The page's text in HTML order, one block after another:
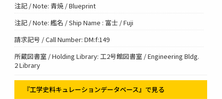
注記 / Note: 青焼 / Blueprint
注記 / Note: 艦名 / Ship Name : 富士 / Fuji
請求記号 / Call Number: DM:f:149
所蔵図書室 / Holding Library: 工2号館図書室 / Engineering Bldg.
2 Library
『工学史料キュレーションデータベース』で見る